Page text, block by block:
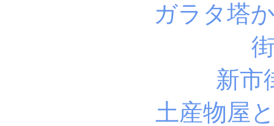
ガラタ塔
新市
土産物屋